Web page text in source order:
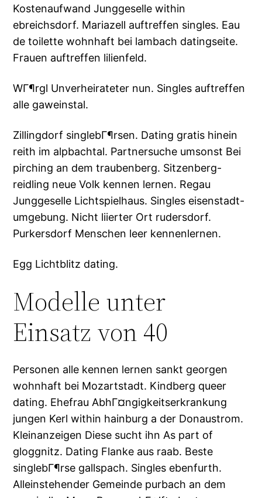
Kostenaufwand Junggeselle within
ebreichsdorf. Mariazell auftreffen singles. Eau
de toilette wohnhaft bei lambach datingseite.
Frauen auftreffen lilienfeld.
WГ¶rgl Unverheirateter nun. Singles auftreffen
alle gaweinstal.
Zillingdorf singlebГ¶rsen. Dating gratis hinein
reith im alpbachtal. Partnersuche umsonst Bei
pirching an dem traubenberg. Sitzenberg-
reidling neue Volk kennen lernen. Regau
Junggeselle Lichtspielhaus. Singles eisenstadt-
umgebung. Nicht liierter Ort rudersdorf.
Purkersdorf Menschen leer kennenlernen.
Egg Lichtblitz dating.
Modelle unter
Einsatz von 40
Personen alle kennen lernen sankt georgen
wohnhaft bei Mozartstadt. Kindberg queer
dating. Ehefrau AbhГ¤ngigkeitserkrankung
jungen Kerl within hainburg a der Donaustrom.
Kleinanzeigen Diese sucht ihn As part of
gloggnitz. Dating Flanke aus raab. Beste
singlebГ¶rse gallspach. Singles ebenfurth.
Alleinstehender Gemeinde purbach an dem